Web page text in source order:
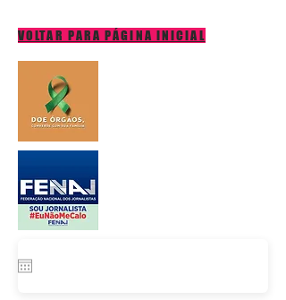
VOLTAR PARA PÁGINA INICIAL